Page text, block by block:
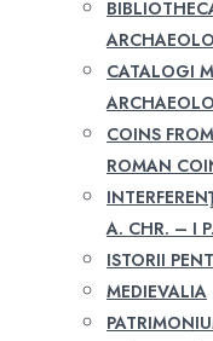
CATALOGI
COINS
ROMAN
A. CHR. – I
ISTORII
MEDIEVALIA